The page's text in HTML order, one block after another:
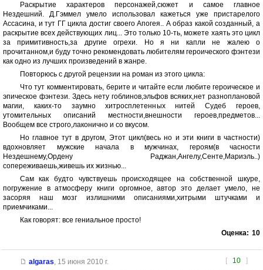
Раскрытие характеров персонажей,сюжет и самое главное
Нездешний. Д.Гэммел умело использовал кажеться уже пристарелого
Ассасина, и тут ГГ цикла достиг своего Апогея.. А образ какой созданный, а
раскрытие всех действующих лиц... Это только 10-ть, можете хаять это цикл
за примитивность,за другие огрехи. Но я ни капли не жалею о
прочитанном,и буду точно рекомендовать любителям героического фэнтези
как одно из лучших произведений в жанре.
Повторюсь с другой рецензии на роман из этого цикла:
Что тут комментировать, берите и читайте если любите героическое и
эпическое фэнтези. Здесь нету гоблинов,эльфов всяких,нет разноплановой
магии, каких-то заумно хитросплетенных нитей Судеб героев,
утомительных описаний местности,внешности героев,предметов...
Вообщем все строго,лаконично и со вкусом.
Но главное тут в другом, Этот цикл(весь но и эти книги в частности)
вдохновляет мужские начала в мужчинах, героям(в часности
Нездешнему,Ордену Раджан,Ангелу,Сенте,Мариэль..)
сопереживаешь,живешь их жизнью...
Сам как будто чувствуешь происходящее на собственной шкуре,
погружение в атмосферу книги оргомное, автор это делает умело, не
засоряя наш мозг излишними описаниями,хитрыми штучками и
приемчиками...
Как говорят: все гениальное просто!
Оценка: 10
[ 10 ]
algaras, 15 июня 2010 г.